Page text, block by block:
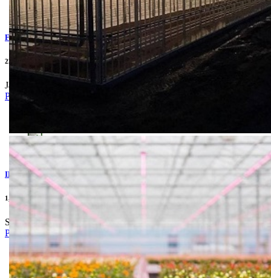
FUTOCIS 2,5 EC
220.00din
Jabukin smotavac , lisne vaši.
Pogledaj
IMAZAR 40
1,915.00din
Soja , suncokret.
Pogledaj